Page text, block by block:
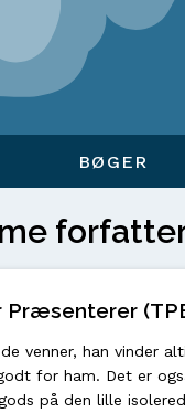
BØGER
Præsenterer
venner, han vinder
for ham. Det er
på den lille